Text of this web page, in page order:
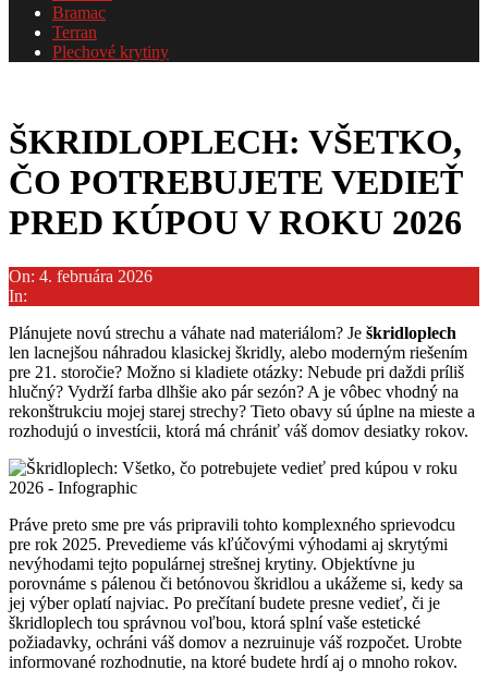
Bramac
Terran
Plechové krytiny
ŠKRIDLOPLECH: VŠETKO,
ČO POTREBUJETE VEDIEŤ
PRED KÚPOU V ROKU 2026
On: 4. februára 2026
In:
Plánujete novú strechu a váhate nad materiálom? Je škridloplech
len lacnejšou náhradou klasickej škridly, alebo moderným riešením
pre 21. storočie? Možno si kladiete otázky: Nebude pri daždi príliš
hlučný? Vydrží farba dlhšie ako pár sezón? A je vôbec vhodný na
rekonštrukciu mojej starej strechy? Tieto obavy sú úplne na mieste a
rozhodujú o investícii, ktorá má chrániť váš domov desiatky rokov.
Práve preto sme pre vás pripravili tohto komplexného sprievodcu
pre rok 2025. Prevedieme vás kľúčovými výhodami aj skrytými
nevýhodami tejto populárnej strešnej krytiny. Objektívne ju
porovnáme s pálenou či betónovou škridlou a ukážeme si, kedy sa
jej výber oplatí najviac. Po prečítaní budete presne vedieť, či je
škridloplech tou správnou voľbou, ktorá splní vaše estetické
požiadavky, ochráni váš domov a nezruinuje váš rozpočet. Urobte
informované rozhodnutie, na ktoré budete hrdí aj o mnoho rokov.